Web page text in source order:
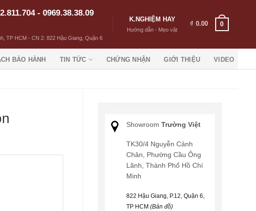
- 0969.38.38.09
TP HCM - CN 2: 822 Hậu Giang, Quận 6
K.NGHIỆM HAY
Hướng dẫn - Mẹo vặt
₫ 0.00 0
BẢO HÀNH TIN TỨC CHỨNG NHẬN GIỚI THIỆU VIDEO
Showroom Trường Việt
TK30/4 Nguyễn Cảnh
Chân, Phường Cầu Ông
Lãnh, Thành Phố Hồ Chí
Minh
822 Hậu Giang, P.12, Quận 6,
TP HCM (Bản đồ)